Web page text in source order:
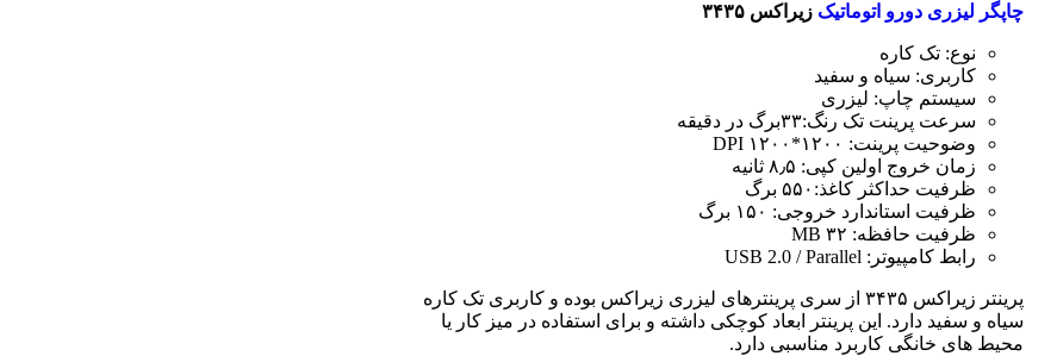
چاپگر لیزری دورو اتوماتیک زیراکس ۳۴۳۵
نوع: تک کاره
کاربری: سیاه و سفید
سیستم چاپ: لیزری
سرعت پرینت تک رنگ:۳۳برگ در دقیقه
وضوحیت پرینت: ۱۲۰۰*۱۲۰۰ DPI
زمان خروج اولین کپی: ۸٫۵ ثانیه
ظرفیت حداکثر کاغذ:۵۵۰ برگ
ظرفیت استاندارد خروجی: ۱۵۰ برگ
ظرفیت حافظه: ۳۲ MB
رابط کامپیوتر: USB 2.0 / Parallel
پرینتر زیراکس ۳۴۳۵ از سری پرینترهای لیزری زیراکس بوده و کاربری تک کاره
سیاه و سفید دارد. این پرینتر ابعاد کوچکی داشته و برای استفاده در میز کار یا
محیط های خانگی کاربرد مناسبی دارد.